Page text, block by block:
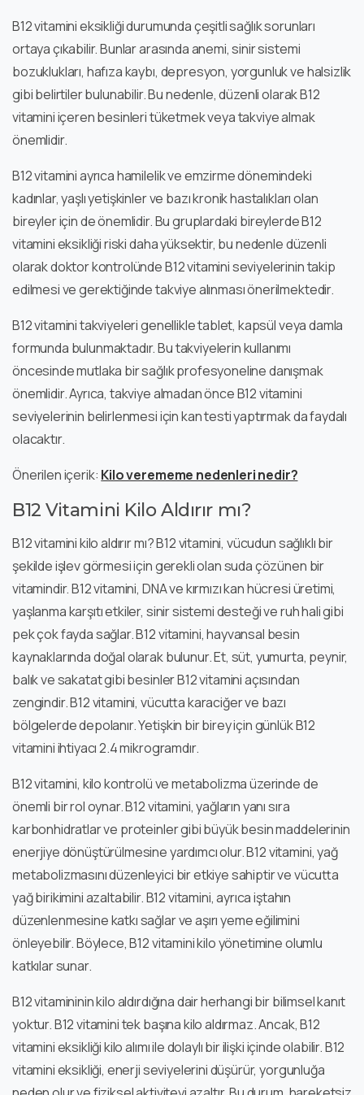
B12 vitamini eksikliği durumunda çeşitli sağlık sorunları
ortaya çıkabilir. Bunlar arasında anemi, sinir sistemi
bozuklukları, hafıza kaybı, depresyon, yorgunluk ve halsizlik
gibi belirtiler bulunabilir. Bu nedenle, düzenli olarak B12
vitamini içeren besinleri tüketmek veya takviye almak
önemlidir.
B12 vitamini ayrıca hamilelik ve emzirme dönemindeki
kadınlar, yaşlı yetişkinler ve bazı kronik hastalıkları olan
bireyler için de önemlidir. Bu gruplardaki bireylerde B12
vitamini eksikliği riski daha yüksektir, bu nedenle düzenli
olarak doktor kontrolünde B12 vitamini seviyelerinin takip
edilmesi ve gerektiğinde takviye alınması önerilmektedir.
B12 vitamini takviyeleri genellikle tablet, kapsül veya damla
formunda bulunmaktadır. Bu takviyelerin kullanımı
öncesinde mutlaka bir sağlık profesyoneline danışmak
önemlidir. Ayrıca, takviye almadan önce B12 vitamini
seviyelerinin belirlenmesi için kan testi yaptırmak da faydalı
olacaktır.
Önerilen içerik: Kilo verememe nedenleri nedir?
B12 Vitamini Kilo Aldırır mı?
B12 vitamini kilo aldırır mı? B12 vitamini, vücudun sağlıklı bir
şekilde işlev görmesi için gerekli olan suda çözünen bir
vitamindir. B12 vitamini, DNA ve kırmızı kan hücresi üretimi,
yaşlanma karşıtı etkiler, sinir sistemi desteği ve ruh hali gibi
pek çok fayda sağlar. B12 vitamini, hayvansal besin
kaynaklarında doğal olarak bulunur. Et, süt, yumurta, peynir,
balık ve sakatat gibi besinler B12 vitamini açısından
zengindir. B12 vitamini, vücutta karaciğer ve bazı
bölgelerde depolanır. Yetişkin bir birey için günlük B12
vitamini ihtiyacı 2.4 mikrogramdır.
B12 vitamini, kilo kontrolü ve metabolizma üzerinde de
önemli bir rol oynar. B12 vitamini, yağların yanı sıra
karbonhidratlar ve proteinler gibi büyük besin maddelerinin
enerjiye dönüştürülmesine yardımcı olur. B12 vitamini, yağ
metabolizmasını düzenleyici bir etkiye sahiptir ve vücutta
yağ birikimini azaltabilir. B12 vitamini, ayrıca iştahın
düzenlenmesine katkı sağlar ve aşırı yeme eğilimini
önleyebilir. Böylece, B12 vitamini kilo yönetimine olumlu
katkılar sunar.
B12 vitamininin kilo aldırdığına dair herhangi bir bilimsel kanıt
yoktur. B12 vitamini tek başına kilo aldırmaz. Ancak, B12
vitamini eksikliği kilo alımı ile dolaylı bir ilişki içinde olabilir. B12
vitamini eksikliği, enerji seviyelerini düşürür, yorgunluğa